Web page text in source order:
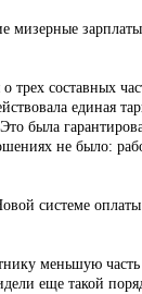
трех составных
единая
была
не было:
системе
меньшую
еще такой